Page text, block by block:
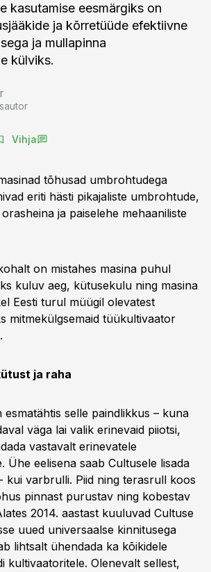
kasutamise eesmärgiks on
ja kõrretüüde efektiivne
ja mullapinna
külviks.
Vihja
tõhusad umbrohtudega
eriti hästi pikajaliste umbrohtude,
ja paiselehe mehaaniliste
on mistahes masina puhul
kuluv aeg, kütusekulu ning masina
Eesti turul müügil olevatest
mitmekülgsemaid tüükultivaator
ja raha
selle paindlikkus – kuna
väga lai valik erinevaid piiotsi,
vastavalt erinevatele
Ühe eelisena saab Cultusele lisada
kui varbrulli. Piid ning terasrull koos
pinnast purustav ning kobestav
2014. aastast kuuluvad Cultuse
uued universaalse kinnitusega
lihtsalt ühendada ka kõikidele
kultivaatoritele. Olenevalt sellest,